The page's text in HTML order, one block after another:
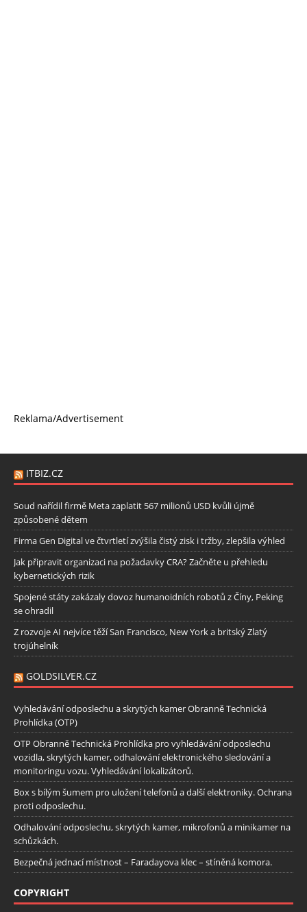
Reklama/Advertisement
ITBIZ.CZ
Soud nařídil firmě Meta zaplatit 567 milionů USD kvůli újmě
způsobené dětem
Firma Gen Digital ve čtvrtletí zvýšila čistý zisk i tržby, zlepšila výhled
Jak připravit organizaci na požadavky CRA? Začněte u přehledu
kybernetických rizik
Spojené státy zakázaly dovoz humanoidních robotů z Číny, Peking
se ohradil
Z rozvoje AI nejvíce těží San Francisco, New York a britský Zlatý
trojúhelník
GOLDSILVER.CZ
Vyhledávání odposlechu a skrytých kamer Obranně Technická
Prohlídka (OTP)
OTP Obranně Technická Prohlídka pro vyhledávání odposlechu
vozidla, skrytých kamer, odhalování elektronického sledování a
monitoringu vozu. Vyhledávání lokalizátorů.
Box s bílým šumem pro uložení telefonů a další elektroniky. Ochrana
proti odposlechu.
Odhalování odposlechu, skrytých kamer, mikrofonů a minikamer na
schůzkách.
Bezpečná jednací místnost – Faradayova klec – stíněná komora.
COPYRIGHT